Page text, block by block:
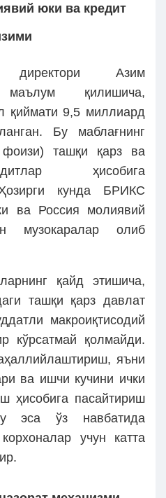
юки ва кредит
Азим
маълум қилишича,
қиймати 9,5 миллиард
Бу маблағнинг
ташқи қарз ва
ҳисобига
кунда БРИКС
ва Россия молиявий
музокаралар олиб
қайд этишича,
ташқи қарз давлат
макроиқтисодий
кўрсатмай қолмайди.
яъни
ва ишчи кучини ички
ҳисобига пасайтириш
эса ўз навбатида
учун катта